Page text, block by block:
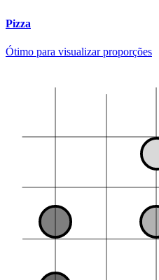
Pizza
Ótimo para visualizar proporções